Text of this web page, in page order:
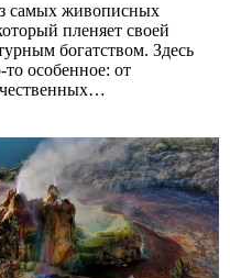
самых живописных
пленяет своей
богатством. Здесь
особенное: от